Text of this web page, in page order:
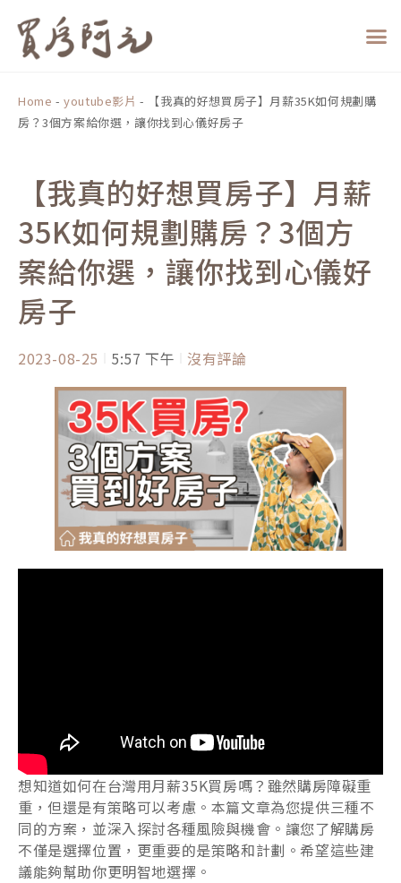
Home -youtube影片 -
【我真的好想買房子】月薪35K如何規劃購
房？3個方案給你選，讓你找到心儀好房子
【我真的好想買房子】月薪
35K如何規劃購房？3個方
案給你選，讓你找到心儀好
房子
2023-08-25 5:57 下午 沒有評論
想知道如何在台灣用月薪35K買房嗎？雖然購房障礙重
重，但還是有策略可以考慮。本篇文章為您提供三種不
同的方案，並深入探討各種風險與機會。讓您了解購房
不僅是選擇位置，更重要的是策略和計劃。希望這些建
議能夠幫助你更明智地選擇。